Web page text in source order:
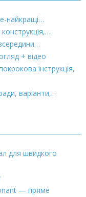
найкращі…
+ відео
інструкція,
варіанти,…
для швидкого
— пряме